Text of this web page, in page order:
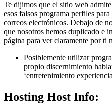
Te dijimos que el sitio web
esos falsos programa perfiles
correos electrónicos. Debajo de
que nosotros hemos duplicado e
página para ver claramente por ti
Posiblemente utilizar
propio discernimiento
‘entretenimiento
Hosting Host Info: